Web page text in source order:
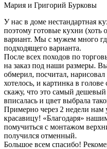
Мария и Григорий Бурковы
У нас в доме нестандартная
поэтому готовые кухни
вариант. Мы с мужем много
подходящего варианта.
После всех походов по
на заказ под наши размеры.
обмерил, посчитал,
хотелось, и картинка в
скажу, что это самый
вписалась и цвет выбрала
Примерно через 2 недели
красавицу! «Благодаря»
помучиться с монтажом
получился отменный.
Большое всем спасибо!